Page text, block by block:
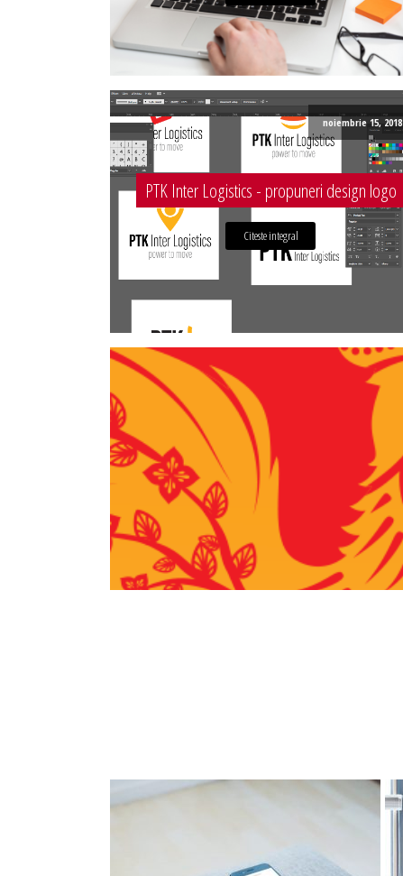
noiembrie 15, 2018
PTK Inter Logistics - propuneri design logo
Citeste integral